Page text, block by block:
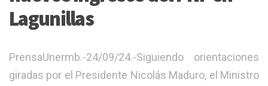
Lagunillas
PrensaUnermb.-24/09/24.-Siguiendo orientaciones
giradas por el Presidente Nicolás Maduro, el Ministro